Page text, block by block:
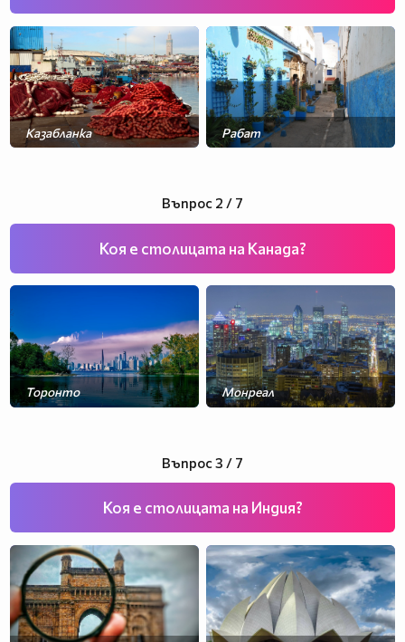
Казабланка Рабат
Маракеш Танджер
Въпрос 2 / 7
Коя е столицата на Канада?
Торонто Монреал
Отава Ванкувър
Въпрос 3 / 7
Коя е столицата на Индия?